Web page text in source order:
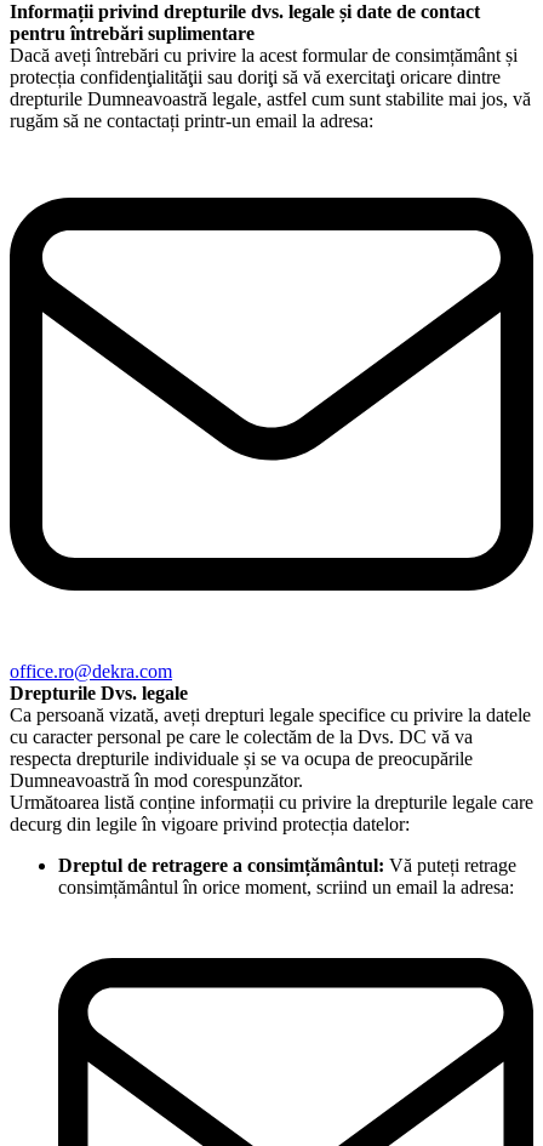
Informații privind drepturile dvs. legale și date de contact
pentru întrebări suplimentare
Dacă aveți întrebări cu privire la acest formular de consimțământ și
protecția confidenţialităţii sau doriţi să vă exercitaţi oricare dintre
drepturile Dumneavoastră legale, astfel cum sunt stabilite mai jos, vă
rugăm să ne contactați printr-un email la adresa:
office.ro@dekra.com
Drepturile Dvs. legale
Ca persoană vizată, aveți drepturi legale specifice cu privire la datele
cu caracter personal pe care le colectăm de la Dvs. DC vă va
respecta drepturile individuale și se va ocupa de preocupările
Dumneavoastră în mod corespunzător.
Următoarea listă conține informații cu privire la drepturile legale care
decurg din legile în vigoare privind protecția datelor:
Dreptul de retragere a consimțământul: Vă puteți retrage
consimțământul în orice moment, scriind un email la adresa: